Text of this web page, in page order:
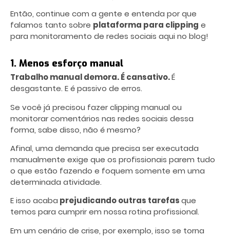
Então, continue com a gente e entenda por que
falamos tanto sobre plataforma para clipping e
para monitoramento de redes sociais aqui no blog!
1. Menos esforço manual
Trabalho manual demora. É cansativo.É
desgastante. E é passivo de erros.
Se você já precisou fazer clipping manual ou
monitorar comentários nas redes sociais dessa
forma, sabe disso, não é mesmo?
Afinal, uma demanda que precisa ser executada
manualmente exige que os profissionais parem tudo
o que estão fazendo e foquem somente em uma
determinada atividade.
E isso acaba prejudicando outras tarefasque
temos para cumprir em nossa rotina profissional.
Em um cenário de crise, por exemplo, isso se torna